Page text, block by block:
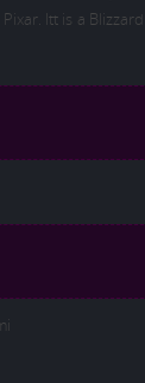
Itt is a Blizzard